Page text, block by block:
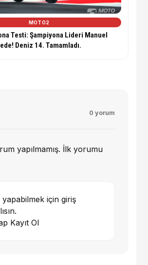
MOTO2
Testi: Şampiyona Lideri Manuel
Deniz 14. Tamamladı.
0 yorum
yapılmamış. İlk yorumu
için giriş
Kayıt Ol